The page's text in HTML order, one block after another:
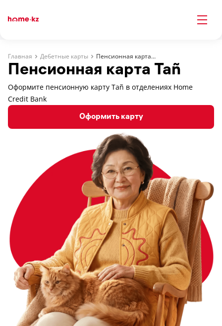
Главная Дебетные карты Пенсионная карта Tañ
Пенсионная карта Tañ
Оформите пенсионную карту Tañ в отделениях Home
Credit Bank
Оформить карту